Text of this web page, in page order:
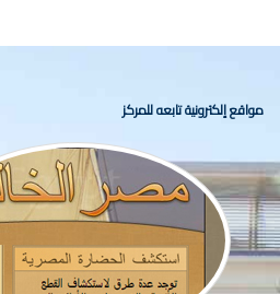
مواقع إلكترونية تابعه للمركز